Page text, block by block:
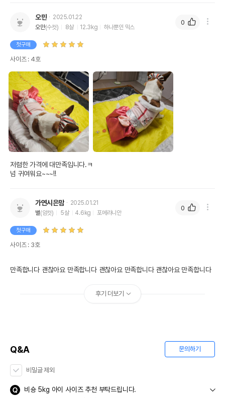
오만
2025.01.22
오만(수컷) 8살 12.3kg 하나뿐인 믹스
첫구매
사이즈 : 4호
저렴한 가격에 대만족입니다.ㅋ
넘 귀여워요~~~!!
0
가연시은맘
2025.01.21
별(암컷) 5살 4.6kg 포메라니안
첫구매
사이즈 : 3호
만족합니다 괜찮아요 만족합니다 괜찮아요 만족합니다 괜찮아요 만족합니다
0
후기 더보기
Q&A 문의하기
비밀글 제외
비숑 5kg 아이 사이즈 추천 부탁드립니다.